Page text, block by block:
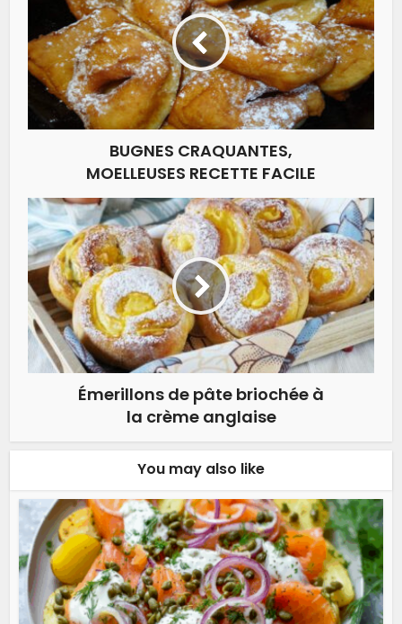
BUGNES CRAQUANTES,
MOELLEUSES RECETTE FACILE
Émerillons de pâte briochée à
la crème anglaise
You may also like